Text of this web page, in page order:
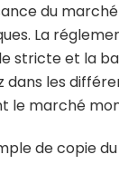
du
La
stricte et la
dans les
le marché
de copie